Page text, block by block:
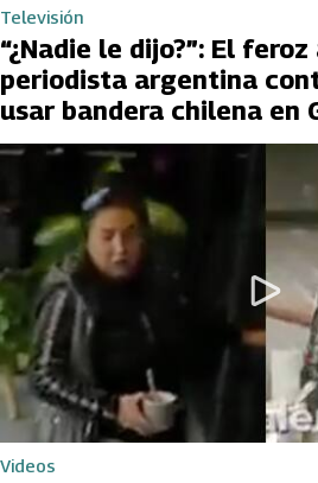
Televisión
“¿Nadie le dijo?”: El
periodista argentina
usar bandera chilena en
Videos